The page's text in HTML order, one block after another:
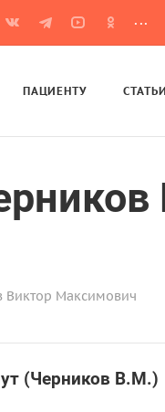
...
ПАЦИЕНТУ СТАТЬИ
Виктор Максимович
(Черников В.М.)